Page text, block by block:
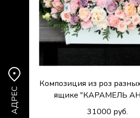
АДРЕС
Композиция из роз
ящике "КАРАМЕЛЬ
31000 руб.